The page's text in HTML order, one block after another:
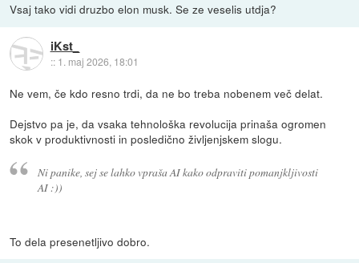
Vsaj tako vidi druzbo elon musk. Se ze veselis utdja?
iKst_
:: 1. maj 2026, 18:01
Ne vem, če kdo resno trdi, da ne bo treba nobenem več delat.
Dejstvo pa je, da vsaka tehnološka revolucija prinaša ogromen
skok v produktivnosti in posledično življenjskem slogu.
Ni panike, sej se lahko vpraša AI kako odpraviti pomanjkljivosti
AI :))
To dela presenetljivo dobro.